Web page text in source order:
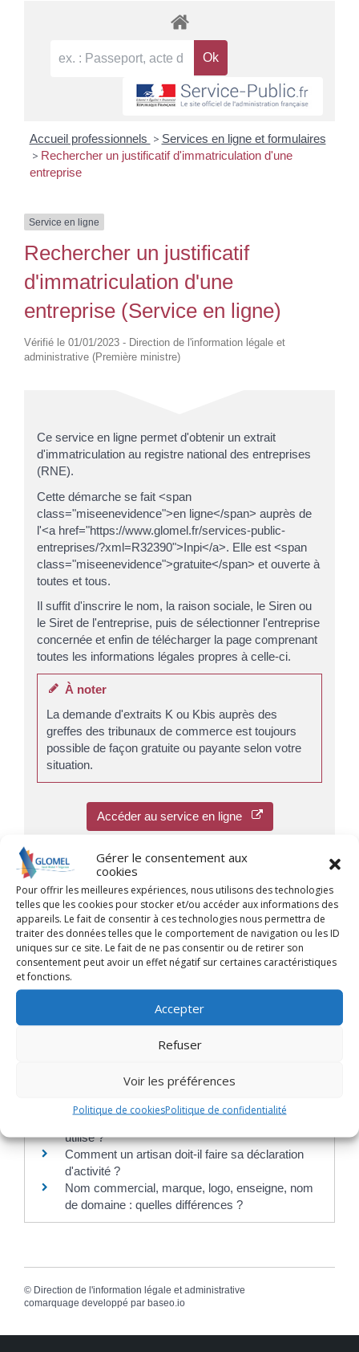
Gérer le consentement aux
cookies
Pour offrir les meilleures expériences, nous utilisons des technologies
telles que les cookies pour stocker et/ou accéder aux informations des
appareils. Le fait de consentir à ces technologies nous permettra de
traiter des données telles que le comportement de navigation ou les ID
uniques sur ce site. Le fait de ne pas consentir ou de retirer son
consentement peut avoir un effet négatif sur certaines caractéristiques
et fonctions.
Accepter
Refuser
Voir les préférences
Politique de cookiesPolitique de confidentialité
Accueil professionnels > Services en ligne et formulaires
> Rechercher un justificatif d'immatriculation d'une
entreprise
Service en ligne
Rechercher un justificatif
d'immatriculation d'une
entreprise (Service en ligne)
Vérifié le 01/01/2023 - Direction de l'information légale et
administrative (Première ministre)
Ce service en ligne permet d'obtenir un extrait
d'immatriculation au registre national des entreprises
(RNE).
Cette démarche se fait <span
class="miseenevidence">en ligne</span> auprès de
l'<a href="https://www.glomel.fr/services-public-
entreprises/?xml=R32390">Inpi</a>. Elle est <span
class="miseenevidence">gratuite</span> et ouverte à
toutes et tous.
Il suffit d'inscrire le nom, la raison sociale, le Siren ou
le Siret de l'entreprise, puis de sélectionner l'entreprise
concernée et enfin de télécharger la page comprenant
toutes les informations légales propres à celle-ci.
À noter
La demande d'extraits K ou Kbis auprès des
greffes des tribunaux de commerce est toujours
possible de façon gratuite ou payante selon votre
situation.
Accéder au service en ligne
Pour toute explication, consulter les
fiches pratiques :
PARTICULIERS
Changer le nom de la société
d'une association ?
Comment savoir si une entreprise fait l'objet
d'une procédure collective ?
Comment savoir si un nom d'association est déjà
utilisé ?
Comment un artisan doit-il faire sa déclaration
d'activité ?
Nom commercial, marque, logo, enseigne, nom
de domaine : quelles différences ?
© Direction de l'information légale et administrative
comarquage developpé par baseo.io